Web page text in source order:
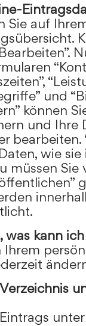
Sie auf
und
können
und Ihre
bearbeiten.
wie
müssen Sie
was kann